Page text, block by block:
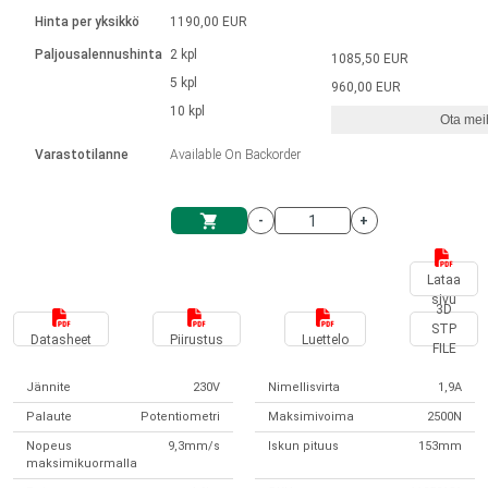
Yksikköjärjestelmä
Solenoidit
integroitu ohjain
Ø 28-42| 1-1400 rpm | <= 290 Ncm
Harjattomat tasavirtamoottorien
Harjatut DC-moottorin ajurit
DPWM-sarja
Askelmoottorien ajurit
Synchronous-Asynchronous | 1-4 toimilaitteelle
Synchronous-Asynchronous | 1-4 toimilaitteelle
Français (EUR)
Norsk (NOK)
Suomi (EUR)
Svenska (SEK)
Hinta per yksikkö
Paljousalennushinta
Varastotilanne
1190,00 EUR
2 kpl
5 kpl
10 kpl
Available On Backorder
1085,50 EUR
960,00 EUR
Ota
- +
Lataa
sivu
Datasheet Piirustus Luettelo
3D
STP
FILE
Jännite 230V Nimellisvirta 1,9A
Palaute Potentiometri Maksimivoima 2500N
Nopeus
maksimikuormalla
9,3mm/s Iskun pituus 153mm